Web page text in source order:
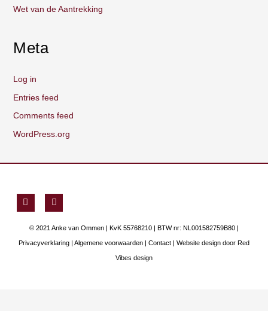
Wet van de Aantrekking
Meta
Log in
Entries feed
Comments feed
WordPress.org
F
a
o
Y
o
t
u
b
© 2021 Anke van Ommen | KvK 55768210 | BTW nr: NL001582759B80 |
Privacyverklaring | Algemene voorwaarden | Contact | Website design door Red
Vibes design